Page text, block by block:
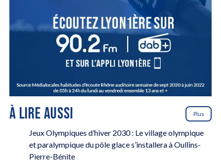
À LIRE AUSSI Plus
Jeux Olympiques d’hiver 2030 : Le village olympique
et paralympique du pôle glace s’installera à Oullins-
Pierre-Bénite